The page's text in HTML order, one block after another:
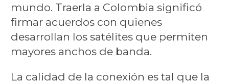
mundo. Traerla a Colombia significó
firmar acuerdos con quienes
desarrollan los satélites que permiten
mayores anchos de banda.
La calidad de la conexión es tal que la